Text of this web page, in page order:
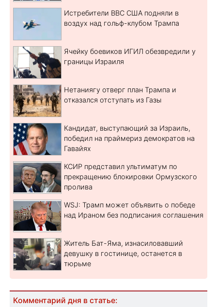
Истребители ВВС США подняли в
воздух над гольф-клубом Трампа
Ячейку боевиков ИГИЛ обезвредили у
границы Израиля
Нетаниягу отверг план Трампа и
отказался отступать из Газы
Кандидат, выступающий за Израиль,
победил на праймериз демократов на
Гавайях
КСИР представил ультиматум по
прекращению блокировки Ормузского
пролива
WSJ: Трамп может объявить о победе
над Ираном без подписания соглашения
Житель Бат-Яма, изнасиловавший
девушку в гостинице, останется в
тюрьме
Комментарий дня в статье: